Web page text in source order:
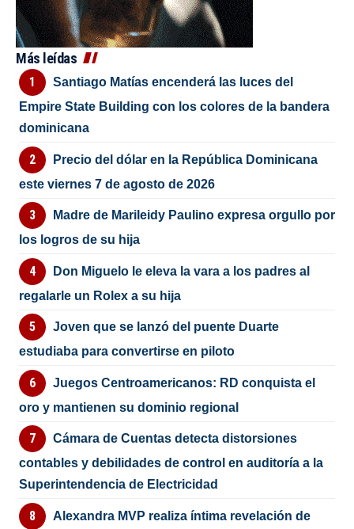
Más leídas
Santiago Matías encenderá las luces del
Empire State Building con los colores de la bandera
dominicana
Precio del dólar en la República Dominicana
este viernes 7 de agosto de 2026
Madre de Marileidy Paulino expresa orgullo por
los logros de su hija
Don Miguelo le eleva la vara a los padres al
regalarle un Rolex a su hija
Joven que se lanzó del puente Duarte
estudiaba para convertirse en piloto
Juegos Centroamericanos: RD conquista el
oro y mantienen su dominio regional
Cámara de Cuentas detecta distorsiones
contables y debilidades de control en auditoría a la
Superintendencia de Electricidad
Alexandra MVP realiza íntima revelación de